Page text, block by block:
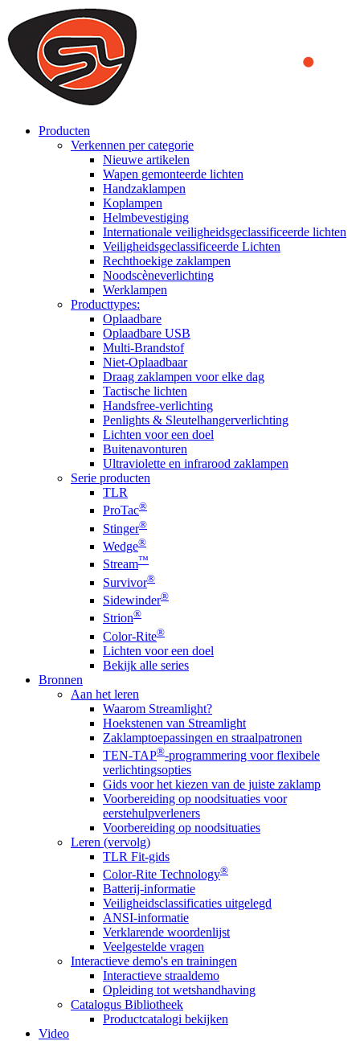
We use cookies to ensure that we provide you the best experience
on our website. By continuing to browse this website, you accept
that cookies are used to help us analyze how the website is used and
to offer you a better experience. To learn more or to find out how
you can disable cookies, you can access our
Producten
Verkennen per categorie
Nieuwe artikelen
Wapen gemonteerde lichten
Handzaklampen
Koplampen
Helmbevestiging
Internationale veiligheidsgeclassificeerde lichten
Veiligheidsgeclassificeerde Lichten
Rechthoekige zaklampen
Noodscèneverlichting
Werklampen
Producttypes:
Oplaadbare
Oplaadbare USB
Multi-Brandstof
Niet-Oplaadbaar
Draag zaklampen voor elke dag
Tactische lichten
Handsfree-verlichting
Penlights & Sleutelhangerverlichting
Lichten voor een doel
Buitenavonturen
Ultraviolette en infrarood zaklampen
Serie producten
TLR
ProTac®
Stinger®
Wedge®
Stream™
Survivor®
Sidewinder®
Strion®
Color-Rite®
Lichten voor een doel
Bekijk alle series
Bronnen
Aan het leren
Waarom Streamlight?
Hoekstenen van Streamlight
Zaklamptoepassingen en straalpatronen
TEN-TAP®-programmering voor flexibele
verlichtingsopties
Gids voor het kiezen van de juiste zaklamp
Voorbereiding op noodsituaties voor
eerstehulpverleners
Voorbereiding op noodsituaties
Leren (vervolg)
TLR Fit-gids
Color-Rite Technology®
Batterij-informatie
Veiligheidsclassificaties uitgelegd
ANSI-informatie
Verklarende woordenlijst
Veelgestelde vragen
Interactieve demo's en trainingen
Interactieve straaldemo
Opleiding tot wetshandhaving
Catalogus Bibliotheek
Productcatalogi bekijken
Video